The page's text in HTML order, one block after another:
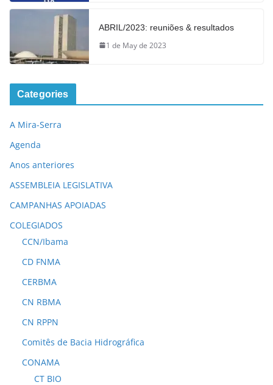
ABRIL/2023: reuniões & resultados
1 de May de 2023
Categories
A Mira-Serra
Agenda
Anos anteriores
ASSEMBLEIA LEGISLATIVA
CAMPANHAS APOIADAS
COLEGIADOS
CCN/Ibama
CD FNMA
CERBMA
CN RBMA
CN RPPN
Comitês de Bacia Hidrográfica
CONAMA
CT BIO